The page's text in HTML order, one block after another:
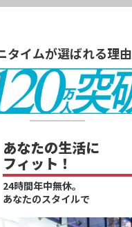
タイムが選ばれる理由
あなたの生活に
フィット！
24時間年中無休。
あなたのスタイルで